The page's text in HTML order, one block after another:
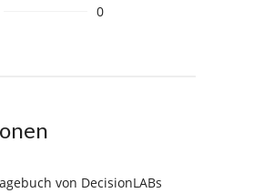
0
von DecisionLABs